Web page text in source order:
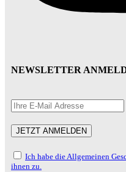
NEWSLETTER
Ich habe die Allgemeinen
ihnen zu.